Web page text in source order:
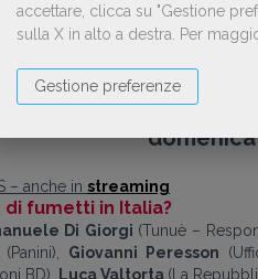
accettare, clicca su "Gestione
sulla X in alto a destra.
Per
Gestione preferenze
grande anticipo, senza
quindi che i prezzi siano
in cui gli editori potevano
– anche in streaming
fumetti in Italia?
Di Giorgi (Tunuè –
(Panini), Giovanni Peresson
BD), Luca Valtorta (La